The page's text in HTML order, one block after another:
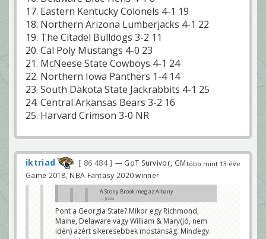
17. Eastern Kentucky Colonels 4-1 19
18. Northern Arizona Lumberjacks 4-1 22
19. The Citadel Bulldogs 3-2 11
20. Cal Poly Mustangs 4-0 23
21. McNeese State Cowboys 4-1 24
22. Northern Iowa Panthers 1-4 14
23. South Dakota State Jackrabbits 4-1 25
24. Central Arkansas Bears 3-2 16
25. Harvard Crimson 3-0 NR
több mint 13 éve
iktriad 86 484
— GoT Survivor, GM
Game 2018, NBA Fantasy 2020 winner
A Stony Brook meg az Albany
jjncaa
Nagyon köszi. Miért 2? Elmegy még
valamelyik csapat?
iktriad
Pont a Georgia State? Mikor egy Richmond,
Maine, Delaware vagy William & Mary(jó, nem
idén) azért sikeresebbek mostanság. Mindegy.